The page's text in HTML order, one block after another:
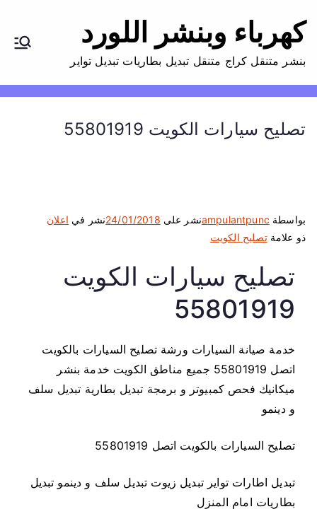
إ
كهرباء وبنشر اللورد
بنشر متنقل كراج متنقل تبديل بطاريات تبديل تواير
تصليح سيارات الكويت 55801919
بواسطة ampulantpuncنشر على 24/01/2018نشر في اعلان
ذو علامةتصليح الكويت
تصليح سيارات الكويت
55801919
خدمة صيانة السيارات ورشة تصليح السيارات بالكويت
اتصل 55801919 جميع مناطق الكويت خدمة بنشر
ميكانيك فحص كمبيوتر و برمجة تبديل بطارية تبديل سلف
و دينمو
تصليح السيارات بالكويت اتصل 55801919
تبديل اطارات تواير تبديل زيوت تبديل سلف و دينمو تبديل
بطاريات امام المنزل